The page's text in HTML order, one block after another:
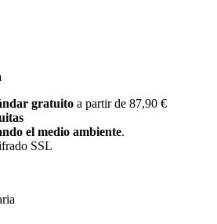
gratuito a partir de 87,90 €
el medio ambiente.
SSL